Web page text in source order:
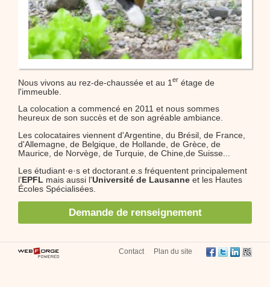
Nous vivons au rez-de-chaussée et au 1 er étage de
l'immeuble.
La colocation a commencé en 2011 et nous sommes
heureux de son succès et de son agréable ambiance.
Les colocataires viennent d'Argentine, du Brésil, de France,
d'Allemagne, de Belgique, de Hollande, de Grèce, de
Maurice, de Norvège, de Turquie, de Chine,de Suisse...
Les étudiant·e·s et doctorant.e.s fréquentent principalement
l’EPFL mais aussi l'Université de Lausanne et les Hautes
Écoles Spécialisées.
Demande de renseignement
Contact Plan du site